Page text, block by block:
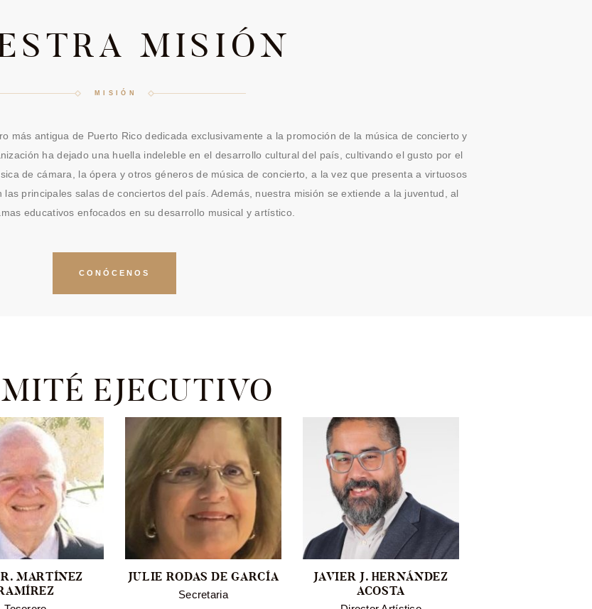
MISIÓN
MISIÓN
más antigua de Puerto Rico dedicada exclusivamente a la promoción de la música de concierto y
ha dejado una huella indeleble en el desarrollo cultural del país, cultivando el gusto por el
de cámara, la ópera y otros géneros de música de concierto, a la vez que presenta a virtuosos
principales salas de conciertos del país. Además, nuestra misión se extiende a la juventud, al
educativos enfocados en su desarrollo musical y artístico.
CONÓCENOS
EJECUTIVO
R. MARTÍNEZ
JULIE RODAS DE GARCÍA
Secretaria
JAVIER J. HERNÁNDEZ
ACOSTA